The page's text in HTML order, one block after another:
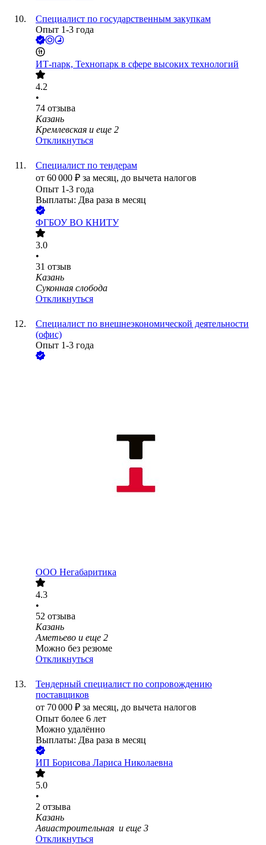
Специалист по государственным закупкам
Опыт 1-3 года
ИТ-парк, Технопарк в сфере высоких технологий
4.2
•
74 отзыва
Казань
Кремлевская и еще 2
Откликнуться
Специалист по тендерам
от 60 000 ₽ за месяц, до вычета налогов
Опыт 1-3 года
Выплаты: Два раза в месяц
ФГБОУ ВО КНИТУ
3.0
•
31 отзыв
Казань
Суконная слобода
Откликнуться
Специалист по внешнеэкономической деятельности
(офис)
Опыт 1-3 года
ООО Негабаритика
4.3
•
52 отзыва
Казань
Аметьево и еще 2
Можно без резюме
Откликнуться
Тендерный специалист по сопровождению
поставщиков
от 70 000 ₽ за месяц, до вычета налогов
Опыт более 6 лет
Можно удалённо
Выплаты: Два раза в месяц
ИП Борисова Лариса Николаевна
5.0
•
2 отзыва
Казань
Авиастроительная и еще 3
Откликнуться